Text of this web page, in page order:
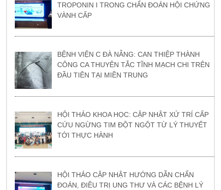
TROPONIN I TRONG CHẨN ĐOÁN HỘI CHỨNG
VÀNH CẤP
BỆNH VIỆN C ĐÀ NẴNG: CAN THIỆP THÀNH
CÔNG CA THUYÊN TẮC TĨNH MẠCH CHI TRÊN
ĐẦU TIÊN TẠI MIỀN TRUNG
HỘI THẢO KHOA HỌC: CẬP NHẬT XỬ TRÍ CẤP
CỨU NGỪNG TIM ĐỘT NGỘT TỪ LÝ THUYẾT
TỚI THỰC HÀNH
HỘI THẢO CẬP NHẬT HƯỚNG DẪN CHẨN
ĐOÁN, ĐIỀU TRỊ UNG THƯ VÀ CÁC BỆNH LÝ